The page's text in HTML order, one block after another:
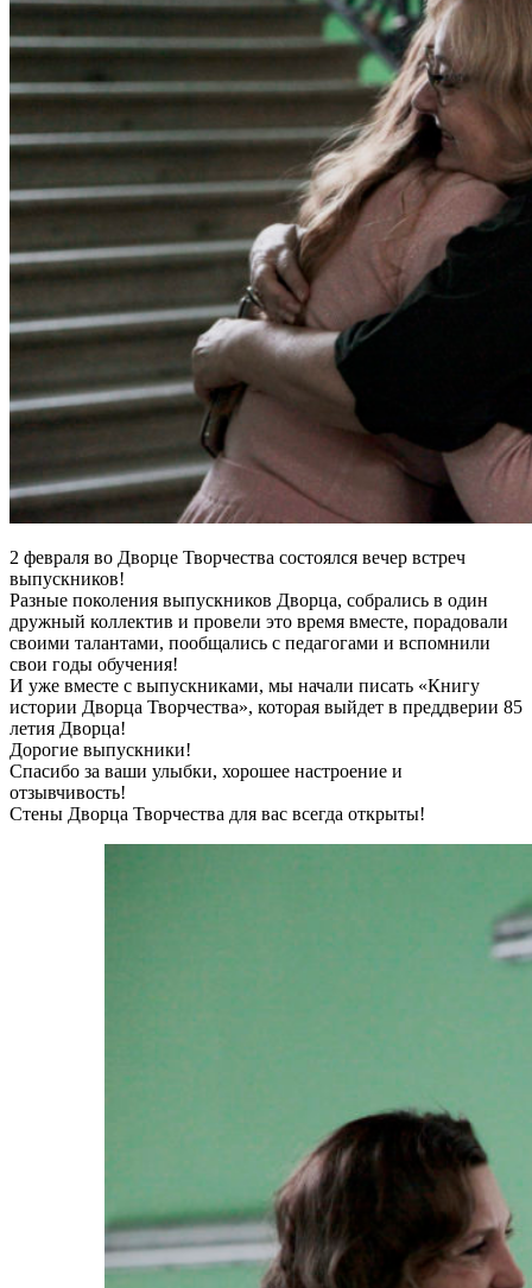
2 февраля во Дворце Творчества состоялся вечер встреч
выпускников!
Разные поколения выпускников Дворца, собрались в один
дружный коллектив и провели это время вместе, порадовали
своими талантами, пообщались с педагогами и вспомнили
свои годы обучения!
И уже вместе с выпускниками, мы начали писать «Книгу
истории Дворца Творчества», которая выйдет в преддверии 85
летия Дворца!
Дорогие выпускники!
Спасибо за ваши улыбки, хорошее настроение и
отзывчивость!
Стены Дворца Творчества для вас всегда открыты!